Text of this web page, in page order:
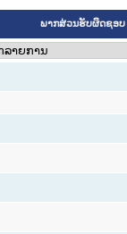
ພາກສ່ວນຮັບຜິດຊອບ